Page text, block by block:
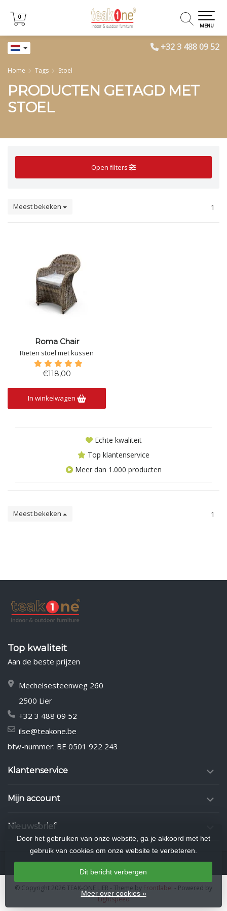
+32 3 488 09 52
0
0
MENU
Home Tags Stoel
PRODUCTEN GETAGD MET
STOEL
Open filters
Meest bekeken 1
Roma Chair
Rieten stoel met kussen
€118,00
In winkelwagen
Echte kwaliteit
Top klantenservice
Meer dan 1.000 producten
Meest bekeken 1
Top kwaliteit
Aan de beste prijzen
Mechelsesteenweg 260
2500 Lier
+32 3 488 09 52
ilse@teakone.be
btw-nummer: BE 0501 922 243
Klantenservice
Mijn account
Nieuwsbrief
Door het gebruiken van onze website, ga je akkoord met het
gebruik van cookies om onze website te verbeteren.
Dit bericht verbergen
Meer over cookies »
© Copyright 2026 TEAK-ONE LIER - Theme by Frontlabel - Powered by
Lightspeed